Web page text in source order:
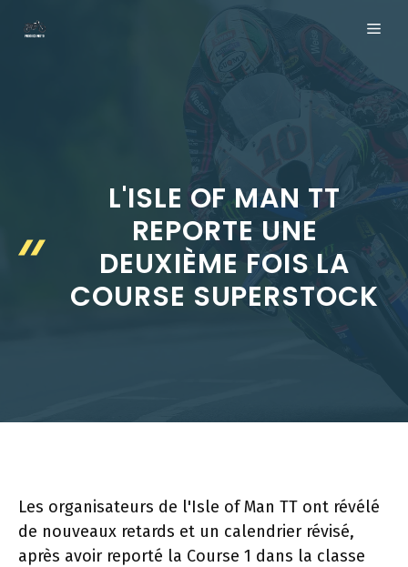
L'ISLE OF MAN TT
REPORTE UNE
DEUXIÈME FOIS LA
COURSE SUPERSTOCK
Les organisateurs de l'Isle of Man TT ont révélé
de nouveaux retards et un calendrier révisé,
après avoir reporté la Course 1 dans la classe